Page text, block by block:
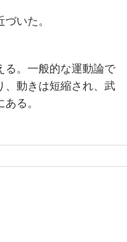
いた。
る。一般的な運動論で
、動きは短縮され、武
る。